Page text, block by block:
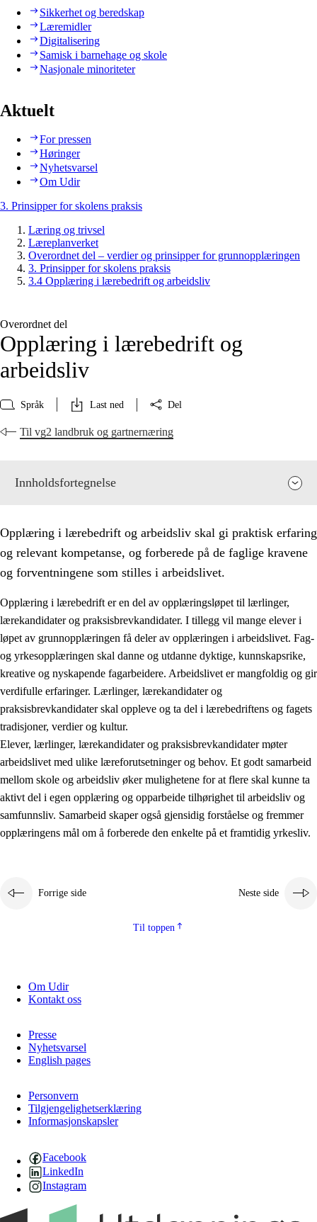
Sikkerhet og beredskap
Læremidler
Digitalisering
Samisk i barnehage og skole
Nasjonale minoriteter
Aktuelt
For pressen
Høringer
Nyhetsvarsel
Om Udir
3. Prinsipper for skolens praksis
Læring og trivsel
Læreplanverket
Overordnet del – verdier og prinsipper for grunnopplæringen
3. Prinsipper for skolens praksis
3.4 Opplæring i lærebedrift og arbeidsliv
Overordnet del
Opplæring i lærebedrift og
arbeidsliv
Språk Last ned Del
Til vg2 landbruk og gartnernæring
Innholdsfortegnelse
3. Prinsipper for skolens praksis
3.1 Et inkluderende læringsmiljø
3.2 Undervisning og tilpasset opplæring
3.3 Samarbeid mellom hjem og skole
3.5 Profesjonsfellesskap og skoleutvikling
Opplæring i lærebedrift og arbeidsliv skal gi praktisk erfaring
og relevant kompetanse, og forberede på de faglige kravene
og forventningene som stilles i arbeidslivet.
Opplæring i lærebedrift er en del av opplæringsløpet til lærlinger,
lærekandidater og praksisbrevkandidater. I tillegg vil mange elever i
løpet av grunnopplæringen få deler av opplæringen i arbeidslivet. Fag-
og yrkesopplæringen skal danne og utdanne dyktige, kunnskapsrike,
kreative og nyskapende fagarbeidere. Arbeidslivet er mangfoldig og gir
verdifulle erfaringer. Lærlinger, lærekandidater og
praksisbrevkandidater skal oppleve og ta del i lærebedriftens og fagets
tradisjoner, verdier og kultur.
Elever, lærlinger, lærekandidater og praksisbrevkandidater møter
arbeidslivet med ulike læreforutsetninger og behov. Et godt samarbeid
mellom skole og arbeidsliv øker mulighetene for at flere skal kunne ta
aktivt del i egen opplæring og opparbeide tilhørighet til arbeidsliv og
samfunnsliv. Samarbeid skaper også gjensidig forståelse og fremmer
opplæringens mål om å forberede den enkelte på et framtidig yrkesliv.
Forrige side Neste side
Til toppen
Om Udir
Kontakt oss
Presse
Nyhetsvarsel
English pages
Personvern
Tilgjengelighetserklæring
Informasjonskapsler
Facebook
LinkedIn
Instagram